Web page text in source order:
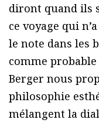
diront quand ils
ce voyage qui
le note dans les
comme
Berger nous
philosophie
mélangent la